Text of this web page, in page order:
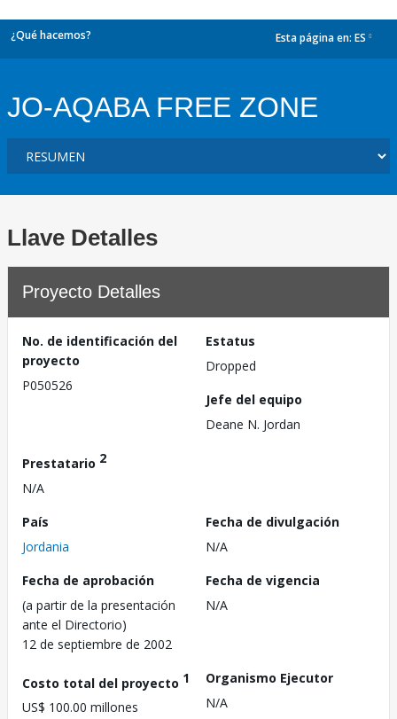
¿Qué hacemos? Esta página en: ES
JO-AQABA FREE ZONE
Llave Detalles
Proyecto Detalles
No. de identificación del
proyecto
P050526
Estatus
Dropped
Jefe del equipo
Deane N. Jordan
Prestatario 2
N/A
País
Jordania
Fecha de divulgación
N/A
Fecha de aprobación
(a partir de la presentación
ante el Directorio)
12 de septiembre de 2002
Fecha de vigencia
N/A
Costo total del proyecto 1
US$ 100.00 millones
Organismo Ejecutor
N/A